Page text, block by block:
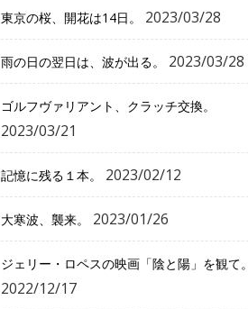
東京の桜、開花は14日。 2023/03/28
雨の日の翌日は、波が出る。 2023/03/28
ゴルフヴァリアント、クラッチ交換。
2023/03/21
記憶に残る１本。 2023/02/12
大寒波、襲来。 2023/01/26
ジェリー・ロペスの映画「陰と陽」を観て。
2022/12/17